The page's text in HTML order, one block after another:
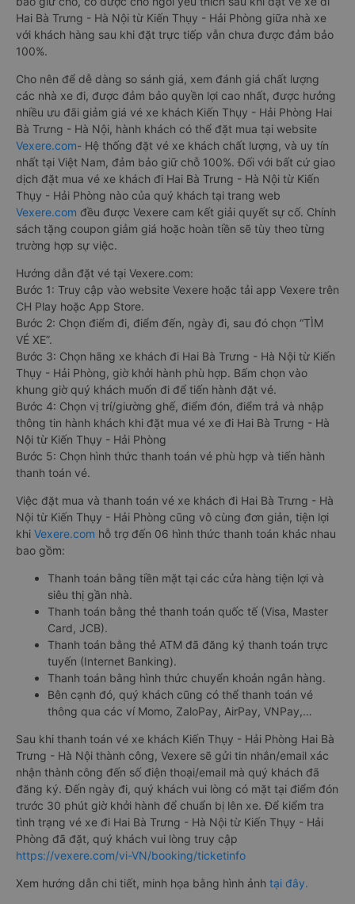
Hai Bà Trưng - Hà Nội từ Kiến Thụy - Hải Phòng giữa nhà xe
với khách hàng sau khi đặt trực tiếp vẫn chưa được đảm bảo
100%.
Cho nên để dễ dàng so sánh giá, xem đánh giá chất lượng
các nhà xe đi, được đảm bảo quyền lợi cao nhất, được hưởng
nhiều ưu đãi giảm giá vé xe khách Kiến Thụy - Hải Phòng Hai
Bà Trưng - Hà Nội, hành khách có thể đặt mua tại website
Vexere.com- Hệ thống đặt vé xe khách chất lượng, và uy tín
nhất tại Việt Nam, đảm bảo giữ chỗ 100%. Đối với bất cứ giao
dịch đặt mua vé xe khách đi Hai Bà Trưng - Hà Nội từ Kiến
Thụy - Hải Phòng nào của quý khách tại trang web
Vexere.com đều được Vexere cam kết giải quyết sự cố. Chính
sách tặng coupon giảm giá hoặc hoàn tiền sẽ tùy theo từng
trường hợp sự việc.
Hướng dẫn đặt vé tại Vexere.com:
Bước 1: Truy cập vào website Vexere hoặc tải app Vexere trên
CH Play hoặc App Store.
Bước 2: Chọn điểm đi, điểm đến, ngày đi, sau đó chọn “TÌM
VÉ XE”.
Bước 3: Chọn hãng xe khách đi Hai Bà Trưng - Hà Nội từ Kiến
Thụy - Hải Phòng, giờ khởi hành phù hợp. Bấm chọn vào
khung giờ quý khách muốn đi để tiến hành đặt vé.
Bước 4: Chọn vị trí/giường ghế, điểm đón, điểm trả và nhập
thông tin hành khách khi đặt mua vé xe đi Hai Bà Trưng - Hà
Nội từ Kiến Thụy - Hải Phòng
Bước 5: Chọn hình thức thanh toán vé phù hợp và tiến hành
thanh toán vé.
Việc đặt mua và thanh toán vé xe khách đi Hai Bà Trưng - Hà
Nội từ Kiến Thụy - Hải Phòng cũng vô cùng đơn giản, tiện lợi
khi Vexere.com hỗ trợ đến 06 hình thức thanh toán khác nhau
bao gồm:
Thanh toán bằng tiền mặt tại các cửa hàng tiện lợi và
siêu thị gần nhà.
Thanh toán bằng thẻ thanh toán quốc tế (Visa, Master
Card, JCB).
Thanh toán bằng thẻ ATM đã đăng ký thanh toán trực
tuyến (Internet Banking).
Thanh toán bằng hình thức chuyển khoản ngân hàng.
Bên cạnh đó, quý khách cũng có thể thanh toán vé
thông qua các ví Momo, ZaloPay, AirPay, VNPay,…
Sau khi thanh toán vé xe khách Kiến Thụy - Hải Phòng Hai Bà
Trưng - Hà Nội thành công, Vexere sẽ gửi tin nhắn/email xác
nhận thành công đến số điện thoại/email mà quý khách đã
đăng ký. Đến ngày đi, quý khách vui lòng có mặt tại điểm đón
trước 30 phút giờ khởi hành để chuẩn bị lên xe. Để kiểm tra
tình trạng vé xe đi Hai Bà Trưng - Hà Nội từ Kiến Thụy - Hải
Phòng đã đặt, quý khách vui lòng truy cập
https://vexere.com/vi-VN/booking/ticketinfo
Xem hướng dẫn chi tiết, minh họa bằng hình ảnh tại đây.